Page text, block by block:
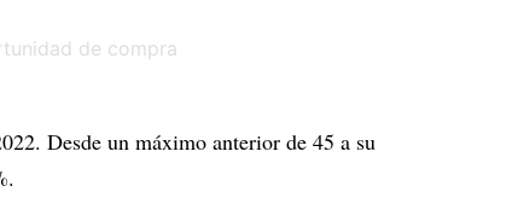
Desde un máximo anterior de 45 a su